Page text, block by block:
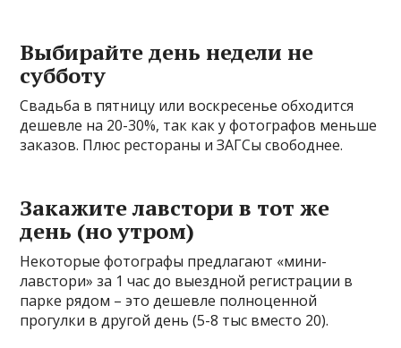
Выбирайте день недели не
субботу
Свадьба в пятницу или воскресенье обходится
дешевле на 20-30%, так как у фотографов меньше
заказов. Плюс рестораны и ЗАГСы свободнее.
Закажите лавстори в тот же
день (но утром)
Некоторые фотографы предлагают «мини-
лавстори» за 1 час до выездной регистрации в
парке рядом – это дешевле полноценной
прогулки в другой день (5-8 тыс вместо 20).